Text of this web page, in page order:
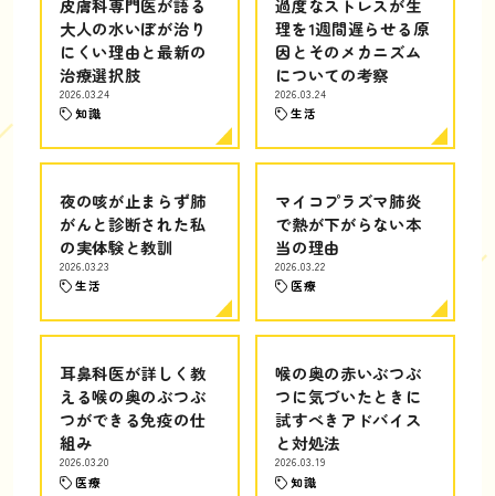
大人の水いぼが治り
にくい理由と最新の
治療選択肢
2026.03.24
知識
理を1週間遅らせる原
因とそのメカニズム
についての考察
2026.03.24
生活
夜の咳が止まらず肺
がんと診断された私
の実体験と教訓
2026.03.23
生活
マイコプラズマ肺炎
で熱が下がらない本
当の理由
2026.03.22
医療
耳鼻科医が詳しく教
える喉の奥のぶつぶ
つができる免疫の仕
組み
2026.03.20
医療
喉の奥の赤いぶつぶ
つに気づいたときに
試すべきアドバイス
と対処法
2026.03.19
知識